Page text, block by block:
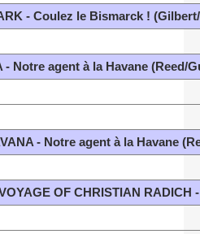
- Coulez le Bismarck !
- Notre agent à la Havane (Reed/
- Notre agent à la Havane
OF CHRISTIAN RADICH